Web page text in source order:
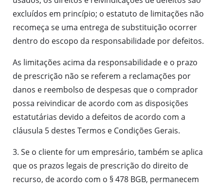
excluídos em princípio; o estatuto de limitações não
recomeça se uma entrega de substituição ocorrer
dentro do escopo da responsabilidade por defeitos.
As limitações acima da responsabilidade e o prazo
de prescrição não se referem a reclamações por
danos e reembolso de despesas que o comprador
possa reivindicar de acordo com as disposições
estatutárias devido a defeitos de acordo com a
cláusula 5 destes Termos e Condições Gerais.
3. Se o cliente for um empresário, também se aplica
que os prazos legais de prescrição do direito de
recurso, de acordo com o § 478 BGB, permanecem